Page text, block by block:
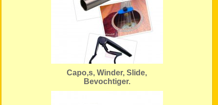
Capo,s, Winder, Slide,
Bevochtiger.